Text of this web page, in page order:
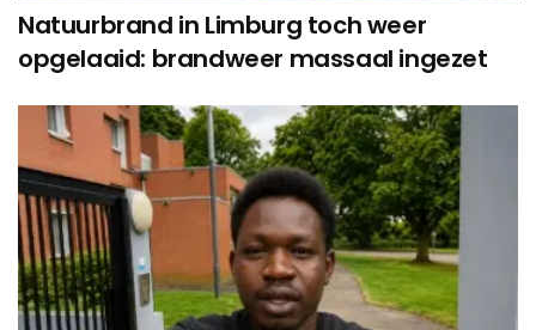
Natuurbrand in Limburg toch weer
opgelaaid: brandweer massaal ingezet